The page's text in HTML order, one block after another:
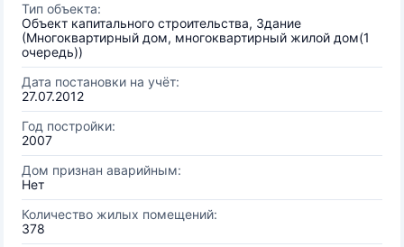
Тип объекта:
Объект капитального строительства, Здание
(Многоквартирный дом, многоквартирный жилой дом(1
очередь))
Дата постановки на учёт:
27.07.2012
Год постройки:
2007
Дом признан аварийным:
Нет
Количество жилых помещений:
378